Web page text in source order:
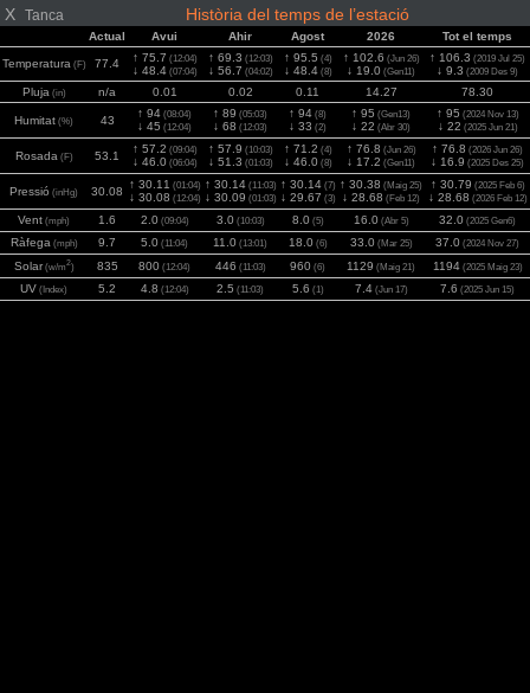
X Tanca Història del temps de l’estació
Actual Avui Ahir Agost 2026 Tot el temps
Temperatura(F) 77.4 ↑ 75.7 (12:04)
↓ 48.4(07:04)
↑ 69.3 (12:03)
↓ 56.7 (04:02)
↑ 95.5 (4)
↓ 48.4(8)
↑ 102.6 (Jun 26)
↓ 19.0 (Gen11)
↑ 106.3 (2019 Jul 25)
↓ 9.3 (2009 Des 9)
Pluja(in) n/a 0.01 0.02 0.11 14.27 78.30
Humitat (%) 43
↑ 94 (08:04)
↓ 45 (12:04)
↑ 89 (05:03)
↓ 68 (12:03)
↑ 94 (8)
↓ 33 (2)
↑ 95 (Gen13)
↓ 22 (Abr 30)
↑ 95 (2024 Nov 13)
↓ 22 (2025 Jun 21)
Rosada(F) 53.1
↑ 57.2 (09:04)
↓ 46.0(06:04)
↑ 57.9 (10:03)
↓ 51.3 (01:03)
↑ 71.2 (4)
↓ 46.0(8)
↑ 76.8 (Jun 26)
↓ 17.2 (Gen11)
↑ 76.8 (2026 Jun 26)
↓ 16.9 (2025 Des 25)
Pressió (inHg) 30.08
↑ 30.11 (01:04)
↓ 30.08 (12:04)
↑ 30.14(11:03)
↓ 30.09 (01:03)
↑ 30.14(7)
↓ 29.67 (3)
↑ 30.38 (Maig 25)
↓ 28.68 (Feb 12)
↑ 30.79 (2025 Feb 6)
↓ 28.68 (2026 Feb 12)
Vent (mph) 1.6 2.0(09:04) 3.0(10:03) 8.0(5) 16.0(Abr 5) 32.0 (2025 Gen6)
Ràfega(mph) 9.7 5.0 (11:04) 11.0 (13:01) 18.0(6) 33.0(Mar 25) 37.0 (2024 Nov 27)
Solar(w/m2) 835 800 (12:04) 446 (11:03) 960 (6) 1129 (Maig 21) 1194(2025 Maig 23)
UV (Index) 5.2 4.8 (12:04) 2.5 (11:03) 5.6 (1) 7.4(Jun 17) 7.6 (2025 Jun 15)